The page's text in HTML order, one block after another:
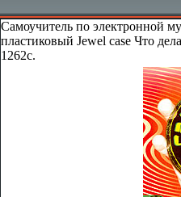
Самоучитель по электронной
пластиковый Jewel case Что
1262c.